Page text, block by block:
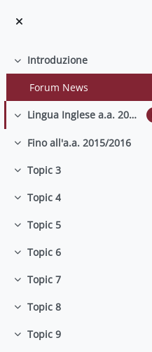
Minimizza
Introduzione
Forum News
Minimizza Lingua Inglese a.a. 2016-2017
Minimizza
Fino all'a.a. 2015/2016
Minimizza
Topic 3
Minimizza
Topic 4
Minimizza
Topic 5
Minimizza
Topic 6
Minimizza
Topic 7
Minimizza
Topic 8
Minimizza
Topic 9